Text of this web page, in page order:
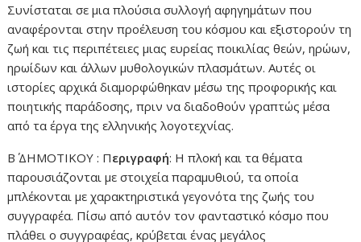
Συνίσταται σε μια πλούσια συλλογή αφηγημάτων που
αναφέρονται στην προέλευση του κόσμου και εξιστορούν τη
ζωή και τις περιπέτειες μιας ευρείας ποικιλίας θεών, ηρώων,
ηρωίδων και άλλων μυθολογικών πλασμάτων. Αυτές οι
ιστορίες αρχικά διαμορφώθηκαν μέσω της προφορικής και
ποιητικής παράδοσης, πριν να διαδοθούν γραπτώς μέσα
από τα έργα της ελληνικής λογοτεχνίας.
Β΄ ΔΗΜΟΤΙΚΟΥ : Περιγραφή: Η πλοκή και τα θέματα
παρουσιάζονται με στοιχεία παραμυθιού, τα οποία
μπλέκονται με χαρακτηριστικά γεγονότα της ζωής του
συγγραφέα. Πίσω από αυτόν τον φανταστικό κόσμο που
πλάθει ο συγγραφέας, κρύβεται ένας μεγάλος